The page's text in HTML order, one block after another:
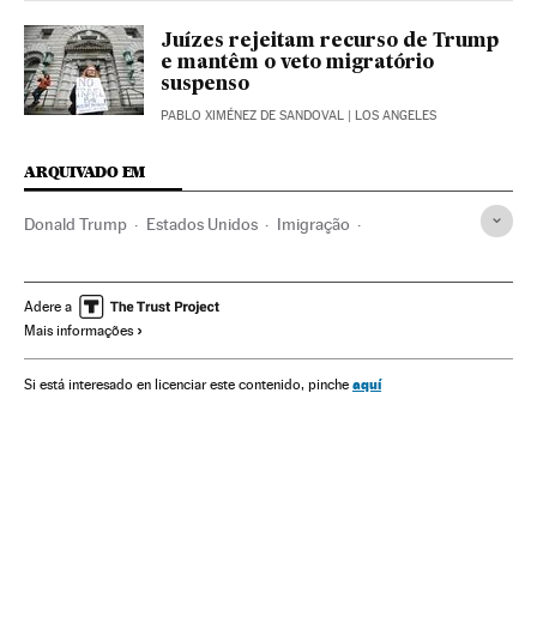
Juízes rejeitam recurso de Trump
e mantêm o veto migratório
suspenso
PABLO XIMÉNEZ DE SANDOVAL | LOS ANGELES
ARQUIVADO EM
Donald Trump Estados Unidos Imigração
Sociedade
Adere a
Mais informações
Si está interesado en licenciar este contenido, pinche aquí